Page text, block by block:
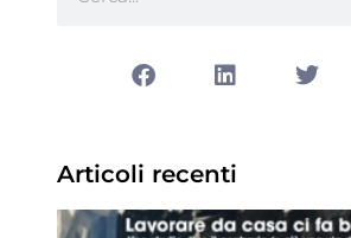
Articoli recenti